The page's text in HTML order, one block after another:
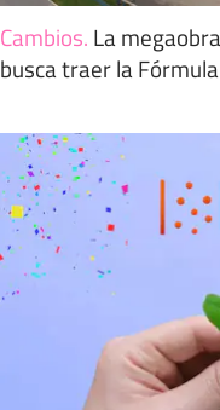
Cambios. La
busca traer la